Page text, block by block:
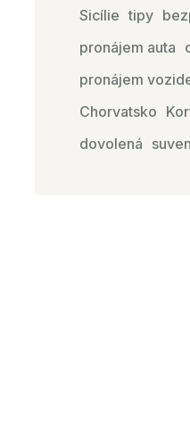
Sicílie tipy
pronájem auta
pronájem
Chorvatsko
dovolená